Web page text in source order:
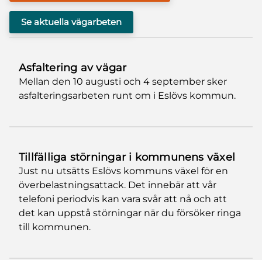
Se aktuella vägarbeten
Asfaltering av vägar
Mellan den 10 augusti och 4 september sker
asfalteringsarbeten runt om i Eslövs kommun.
Tillfälliga störningar i kommunens växel
Just nu utsätts Eslövs kommuns växel för en
överbelastningsattack. Det innebär att vår
telefoni periodvis kan vara svår att nå och att
det kan uppstå störningar när du försöker ringa
till kommunen.